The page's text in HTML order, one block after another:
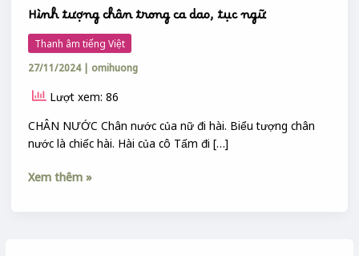
Hình tượng chân trong ca dao, tục ngữ
Thanh âm tiếng Việt
27/11/2024 | omihuong
Lượt xem: 86
CHÂN NƯỚC Chân nước của nữ đi hài. Biểu tượng chân
nước là chiếc hài. Hài của cô Tấm đi […]
Xem thêm »